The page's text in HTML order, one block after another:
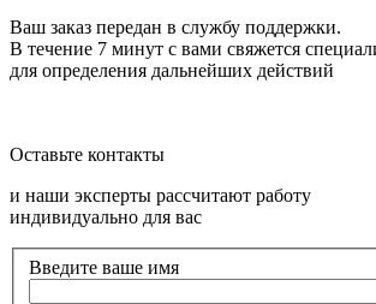
Ваш заказ передан в службу поддержки.
В течение 7 минут с вами свяжется
для определения дальнейших действий
Оставьте контакты
и наши эксперты рассчитают работу
индивидуально для вас
Введите ваше имя